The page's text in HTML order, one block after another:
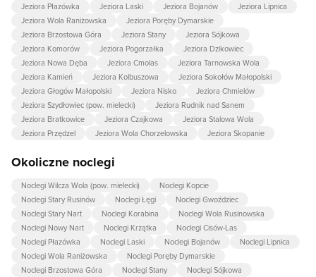
Jeziora Płazówka
Jeziora Laski Jeziora Bojanów
Jeziora Lipnica
Jeziora Wola Raniżowska
Jeziora Poręby Dymarskie
Jeziora Brzostowa Góra
Jeziora Stany
Jeziora Sójkowa
Jeziora Komorów
Jeziora Pogorzałka
Jeziora Dzikowiec
Jeziora Nowa Dęba
Jeziora Cmolas
Jeziora Tarnowska Wola
Jeziora Kamień
Jeziora Kolbuszowa
Jeziora Sokołów Małopolski
Jeziora Głogów Małopolski
Jeziora Nisko
Jeziora Chmielów
Jeziora Szydłowiec (pow. mielecki)
Jeziora Rudnik nad Sanem
Jeziora Bratkowice
Jeziora Czajkowa
Jeziora Stalowa Wola
Jeziora Przędzel
Jeziora Wola Chorzelowska Jeziora Skopanie
Okoliczne noclegi
Noclegi Wilcza Wola (pow. mielecki)
Noclegi Kopcie
Noclegi Stary Rusinów
Noclegi Łęgi
Noclegi Gwoździec
Noclegi Stary Nart
Noclegi Korabina
Noclegi Wola Rusinowska
Noclegi Nowy Nart
Noclegi Krzątka
Noclegi Cisów-Las
Noclegi Płazówka
Noclegi Laski Noclegi Bojanów
Noclegi Lipnica
Noclegi Wola Raniżowska
Noclegi Poręby Dymarskie
Noclegi Brzostowa Góra
Noclegi Stany
Noclegi Sójkowa